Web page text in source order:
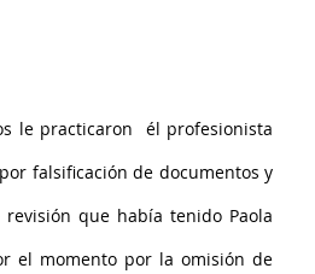
le practicaron  él profesionista
falsificación de documentos y
que había tenido Paola
el momento por la omisión de